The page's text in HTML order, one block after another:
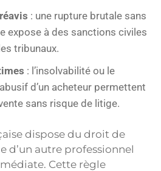
: une rupture brutale sans
expose à des sanctions civiles
tribunaux.
: l’insolvabilité ou le
d’un acheteur permettent
sans risque de litige.
dispose du droit de
d’un autre professionnel
Cette règle